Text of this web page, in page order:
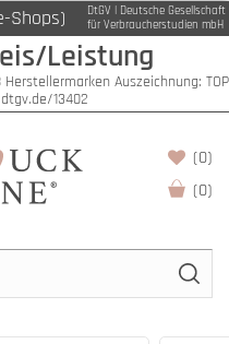
Shops)
DtGV | Deutsche Gesellschaft
für Verbraucherstudien mbH
Leistung
Auszeichnung: TOP
13402
(0)
(0)